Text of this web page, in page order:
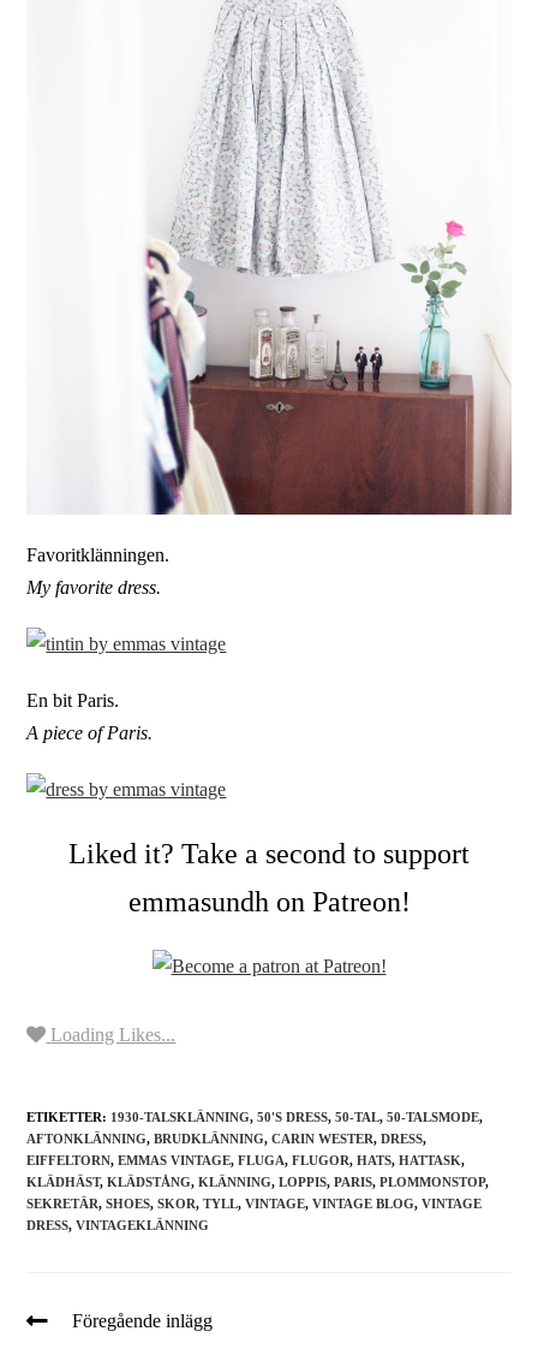
Favoritklänningen.
My favorite dress.
En bit Paris.
A piece of Paris.
Liked it? Take a second to support
emmasundh on Patreon!
Loading Likes...
ETIKETTER: 1930-TALSKLÄNNING, 50'S DRESS, 50-TAL, 50-TALSMODE,
AFTONKLÄNNING, BRUDKLÄNNING, CARIN WESTER, DRESS,
EIFFELTORN, EMMAS VINTAGE, FLUGA, FLUGOR, HATS, HATTASK,
KLÄDHÄST, KLÄDSTÅNG, KLÄNNING, LOPPIS, PARIS, PLOMMONSTOP,
SEKRETÄR, SHOES, SKOR, TYLL, VINTAGE, VINTAGE BLOG, VINTAGE
DRESS, VINTAGEKLÄNNING
Föregående inlägg